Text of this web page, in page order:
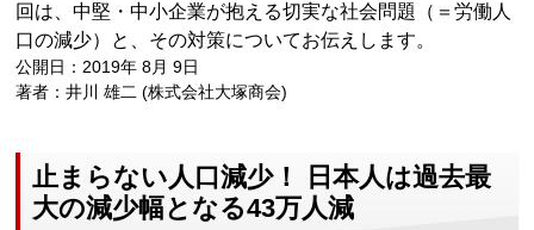
回は、中堅・中小企業が抱える切実な社会問題（＝労働人
口の減少）と、その対策についてお伝えします。
公開日：2019年 8月 9日
著者：井川 雄二 (株式会社大塚商会)
止まらない人口減少！ 日本人は過去最
大の減少幅となる43万人減